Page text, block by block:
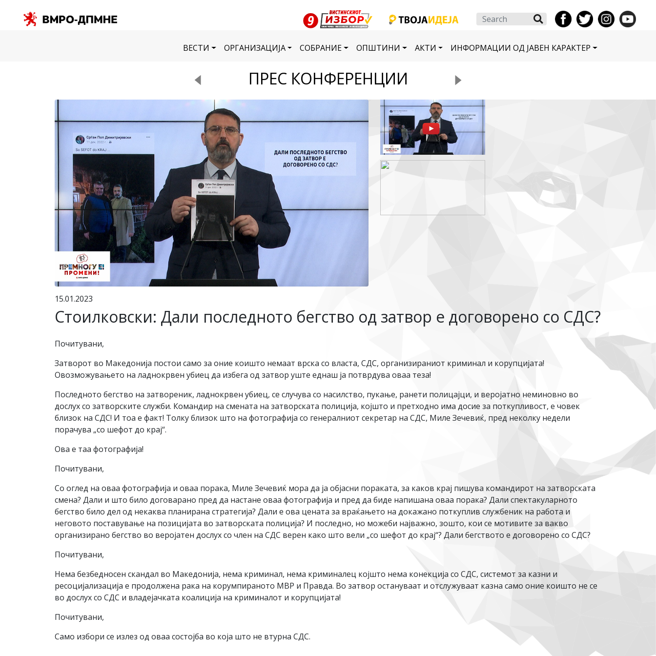
Search
ВЕСТИ ОРГАНИЗАЦИЈА СОБРАНИЕ ОПШТИНИ АКТИ ИНФОРМАЦИИ ОД ЈАВЕН КАРАКТЕР
ПРЕС КОНФЕРЕНЦИИ
15.01.2023
Стоилковски: Дали последното бегство од затвор е договорено со СДС?
Почитувани,
Затворот во Македонија постои само за оние коишто немаат врска со власта, СДС, организираниот криминал и корупцијата!
Овозможувањето на ладнокрвен убиец да избега од затвор уште еднаш ја потврдува оваа теза!
Последното бегство на затвореник, ладнокрвен убиец, се случува со насилство, пукање, ранети полицајци, и веројатно неминовно во
дослух со затворските служби. Командир на смената на затворската полиција, којшто и претходно има досие за поткупливост, е човек
близок на СДС! И тоа е факт! Толку близок што на фотографија со генералниот секретар на СДС, Миле Зечевиќ, пред неколку недели
порачува „со шефот до крај“.
Ова е таа фотографија!
Почитувани,
Со оглед на оваа фотографија и оваа порака, Миле Зечевиќ мора да ја објасни пораката, за каков крај пишува командирот на затворската
смена? Дали и што било договарано пред да настане оваа фотографија и пред да биде напишана оваа порака? Дали спектакуларното
бегство било дел од некаква планирана стратегија? Дали е ова цената за враќањето на докажано поткуплив службеник на работа и
неговото поставување на позицијата во затворската полиција? И последно, но можеби најважно, зошто, кои се мотивите за вакво
организирано бегство во веројатен дослух со член на СДС верен како што вели „со шефот до крај“? Дали бегството е договорено со СДС?
Почитувани,
Нема безбедносен скандал во Македонија, нема криминал, нема криминалец којшто нема конекција со СДС, системот за казни и
ресоцијализација е продолжена рака на корумпираното МВР и Правда. Во затвор остануваат и отслужуваат казна само оние коишто не се
во дослух со СДС и владејачката коалиција на криминалот и корупцијата!
Почитувани,
Само избори се излез од оваа состојба во која што не втурна СДС.